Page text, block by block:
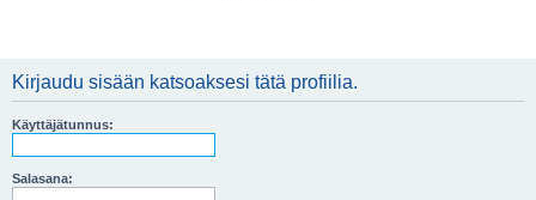
Kirjaudu sisään katsoaksesi tätä profiilia.
Käyttäjätunnus:
Salasana: